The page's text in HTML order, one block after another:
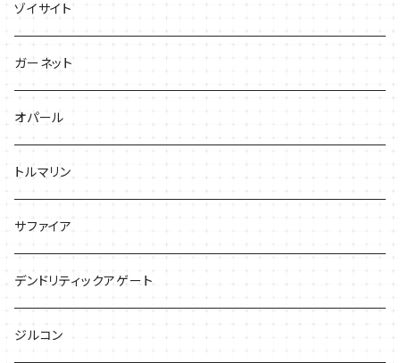
ゾイサイト
ガーネット
オパール
トルマリン
サファイア
デンドリティックアゲート
ジルコン